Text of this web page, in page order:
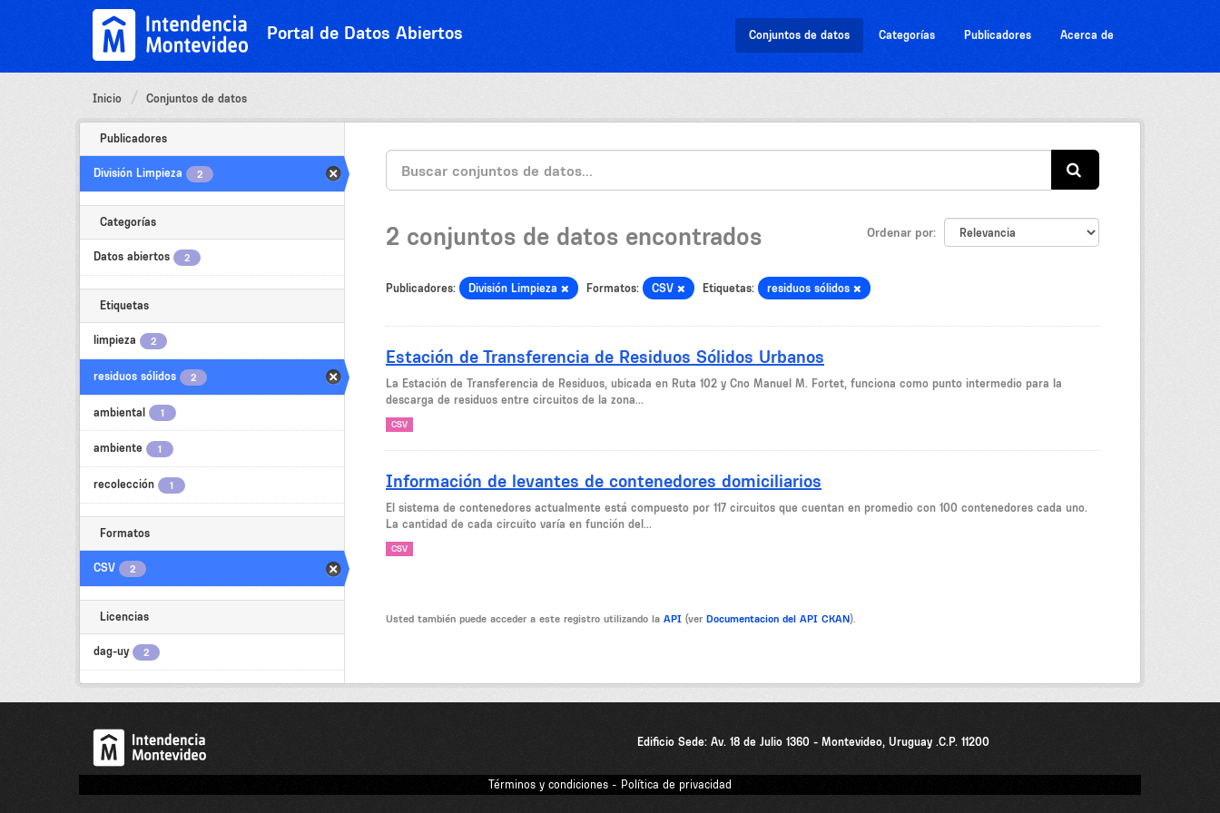
Portal de Datos Abiertos Conjuntos de datos Categorías Publicadores Acerca de
Inicio Conjuntos de datos
Publicadores
División Limpieza 2
Categorías
Datos abiertos 2
Etiquetas
limpieza 2
residuos sólidos 2
ambiental 1
ambiente 1
recolección 1
Formatos
CSV 2
Licencias
dag-uy 2
Ordenar por
2 conjuntos de datos encontrados
Publicadores: División Limpieza Formatos: CSV Etiquetas: residuos sólidos
Estación de Transferencia de Residuos Sólidos Urbanos
La Estación de Transferencia de Residuos, ubicada en Ruta 102 y Cno Manuel M. Fortet, funciona como punto intermedio para la
descarga de residuos entre circuitos de la zona...
CSV
Información de levantes de contenedores domiciliarios
El sistema de contenedores actualmente está compuesto por 117 circuitos que cuentan en promedio con 100 contenedores cada uno.
La cantidad de cada circuito varía en función del...
CSV
Usted también puede acceder a este registro utilizando la API (ver Documentacion del API CKAN).
Edificio Sede: Av. 18 de Julio 1360 - Montevideo, Uruguay .C.P. 11200
Términos y condiciones - Política de privacidad